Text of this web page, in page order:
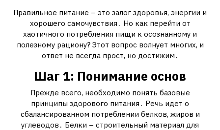
Правильное питание – это залог здоровья, энергии и
хорошего самочувствия․ Но как перейти от
хаотичного потребления пищи к осознанному и
полезному рациону? Этот вопрос волнует многих, и
ответ не всегда прост, но достижим․
Шаг 1: Понимание основ
Прежде всего, необходимо понять базовые
принципы здорового питания․ Речь идет о
сбалансированном потреблении белков, жиров и
углеводов․ Белки – строительный материал для